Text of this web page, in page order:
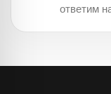
ответим